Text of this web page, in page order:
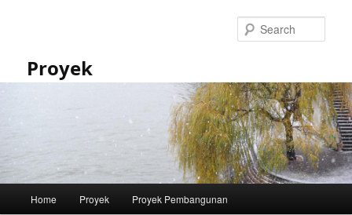
Proyek
Home Proyek Proyek Pembangunan